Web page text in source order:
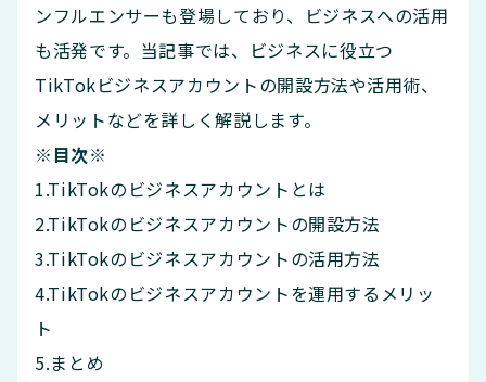
ンフルエンサーも登場しており、ビジネスへの活用
も活発です。当記事では、ビジネスに役立つ
TikTokビジネスアカウントの開設方法や活用術、
メリットなどを詳しく解説します。
※目次※
1.TikTokのビジネスアカウントとは
2.TikTokのビジネスアカウントの開設方法
3.TikTokのビジネスアカウントの活用方法
4.TikTokのビジネスアカウントを運用するメリッ
ト
5.まとめ